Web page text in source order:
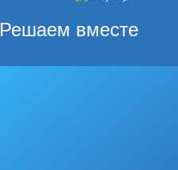
Решаем вместе